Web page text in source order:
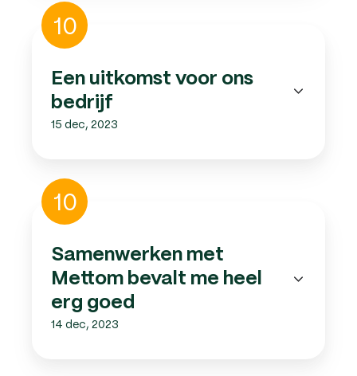
Een
uitkomst
voor
ons
bedrijf
10
Een uitkomst voor ons
bedrijf
15 dec, 2023
Samenwerken
met
Mettom
bevalt
heel
goed
10
Samenwerken met
Mettom bevalt me heel
erg goed
14 dec, 2023